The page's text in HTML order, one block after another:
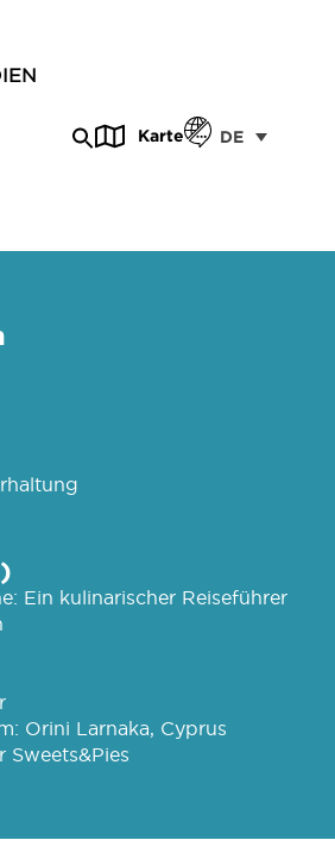
Karte DE
Ein kulinarischer Reiseführer
Orini Larnaka, Cyprus
Sweets&Pies